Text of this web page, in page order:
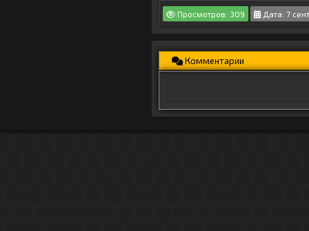
Просмотров: 309 Дата: 7
Комментарии